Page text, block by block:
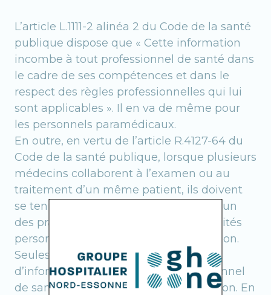
L’article L.1111-2 alinéa 2 du Code de la santé
publique dispose que « Cette information
incombe à tout professionnel de santé dans
le cadre de ses compétences et dans le
respect des règles professionnelles qui lui
sont applicables ». Il en va de même pour
les personnels paramédicaux.
En outre, en vertu de l’article R.4127-64 du
Code de la santé publique, lorsque plusieurs
médecins collaborent à l’examen ou au
traitement d’un même patient, ils doivent
se tenir mutuellement informés ; chacun
des praticiens assume ses responsabilités
personnelles et veille à votre information.
Seules l’urgence ou l’impossibilité
d’informer peut dispenser le professionnel
de santé de son obligation d’information. En